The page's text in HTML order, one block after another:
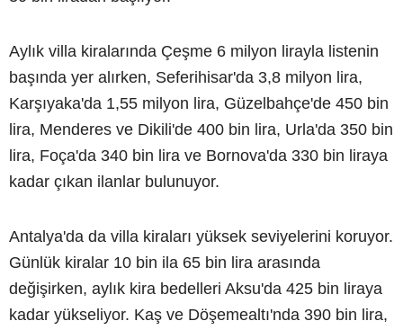
Aylık villa kiralarında Çeşme 6 milyon lirayla listenin
başında yer alırken, Seferihisar'da 3,8 milyon lira,
Karşıyaka'da 1,55 milyon lira, Güzelbahçe'de 450 bin
lira, Menderes ve Dikili'de 400 bin lira, Urla'da 350 bin
lira, Foça'da 340 bin lira ve Bornova'da 330 bin liraya
kadar çıkan ilanlar bulunuyor.
Antalya'da da villa kiraları yüksek seviyelerini koruyor.
Günlük kiralar 10 bin ila 65 bin lira arasında
değişirken, aylık kira bedelleri Aksu'da 425 bin liraya
kadar yükseliyor. Kaş ve Döşemealtı'nda 390 bin lira,